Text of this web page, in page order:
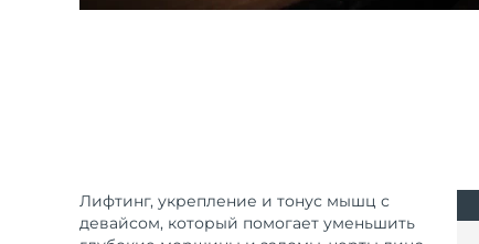
Лифтинг, укрепление и тонус мышц с
девайсом, который помогает уменьшить